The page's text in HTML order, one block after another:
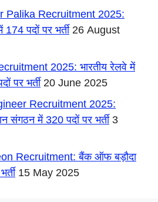
Palika Recruitment 2025:
174 पदों पर भर्ती 26 August
2025: भारतीय रेलवे में
पर भर्ती 20 June 2025
Recruitment 2025:
संगठन में 320 पदों पर भर्ती 3
Recruitment: बैंक ऑफ बड़ौदा
15 May 2025